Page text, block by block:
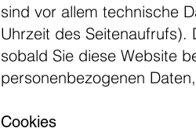
sind vor allem technische
Uhrzeit des Seitenaufrufs).
sobald Sie diese Website
personenbezogenen
Cookies